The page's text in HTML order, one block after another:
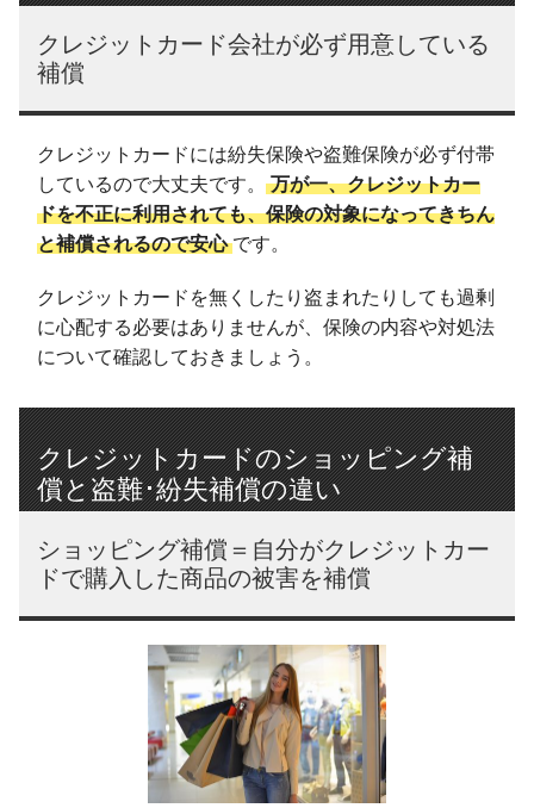
クレジットカード会社が必ず用意している
補償
クレジットカードには紛失保険や盗難保険が必ず付帯
しているので大丈夫です。 万が一、クレジットカー
ドを不正に利用されても、保険の対象になってきちん
と補償されるので安心 です。
クレジットカードを無くしたり盗まれたりしても過剰
に心配する必要はありませんが、保険の内容や対処法
について確認しておきましょう。
クレジットカードのショッピング補
償と盗難･紛失補償の違い
ショッピング補償＝自分がクレジットカー
ドで購入した商品の被害を補償